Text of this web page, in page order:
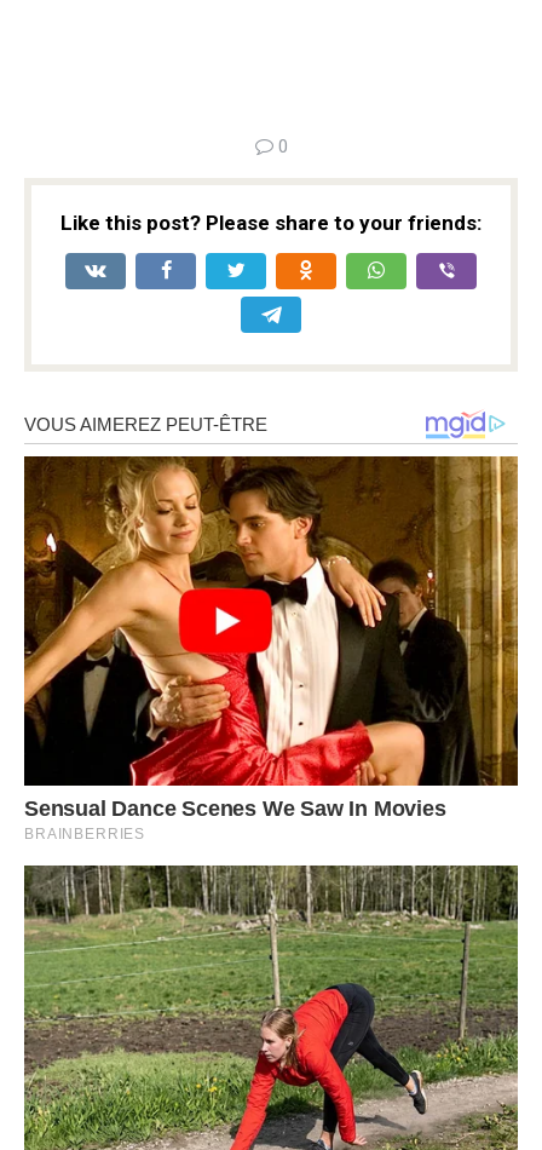
0
Like this post? Please share to your friends: